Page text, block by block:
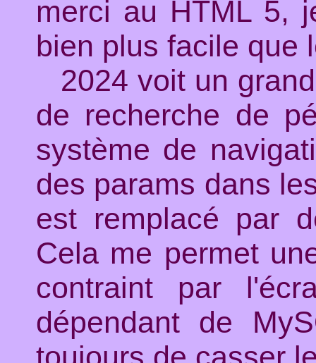
merci au HTML 5,
bien plus facile que
2024 voit un
de recherche de
système de
des params dans
est remplacé par
Cela me permet
contraint par
dépendant de